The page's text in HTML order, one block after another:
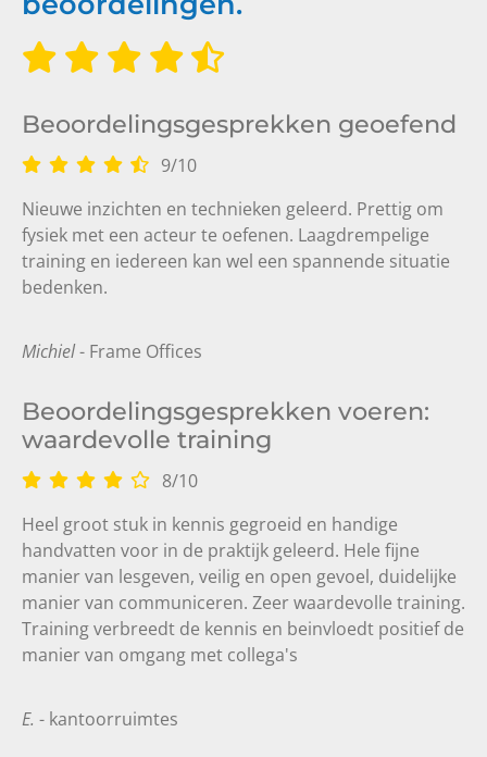
Beoordelingsgesprekken geoefend
9/10
Nieuwe inzichten en technieken geleerd. Prettig om
fysiek met een acteur te oefenen. Laagdrempelige
training en iedereen kan wel een spannende situatie
bedenken.
Michiel- Frame Offices
Beoordelingsgesprekken voeren:
waardevolle training
8/10
Heel groot stuk in kennis gegroeid en handige
handvatten voor in de praktijk geleerd. Hele fijne
manier van lesgeven, veilig en open gevoel, duidelijke
manier van communiceren. Zeer waardevolle training.
Training verbreedt de kennis en beinvloedt positief de
manier van omgang met collega's
E. - kantoorruimtes